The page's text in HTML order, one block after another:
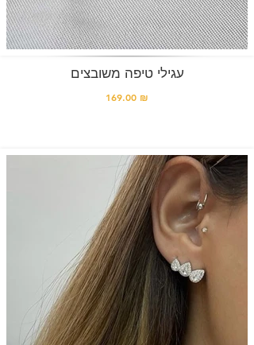
עגילי טיפה משובצים
169.00 ₪